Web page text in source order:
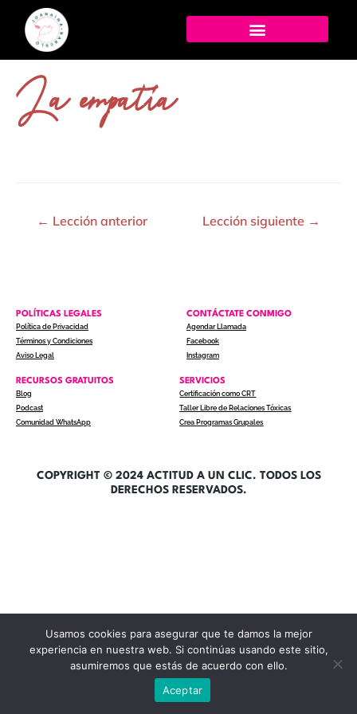
La empatía
← Lección anterior Lección siguiente →
POLÍTICAS LEGALES
Política de Privacidad
Términos y Condiciones
Aviso Legal
CONTÁCTATE CONMIGO
Agendar Llamada
Facebook
Instagram
RECURSOS GRATUITOS
Blog
Podcast
Comunidad WhatsApp
SERVICIOS
Certificación como CRT
Taller Libre de Relaciones Tóxicas
Crea Programas Grupales
COPYRIGHT © 2024 ACTITUD A UN CLIC. TODOS LOS
DERECHOS RESERVADOS.
Usamos cookies para asegurar que te damos la mejor
experiencia en nuestra web. Si continúas usando este sitio,
asumiremos que estás de acuerdo con ello.
Aceptar